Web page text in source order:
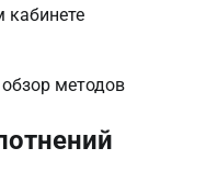
кабинете